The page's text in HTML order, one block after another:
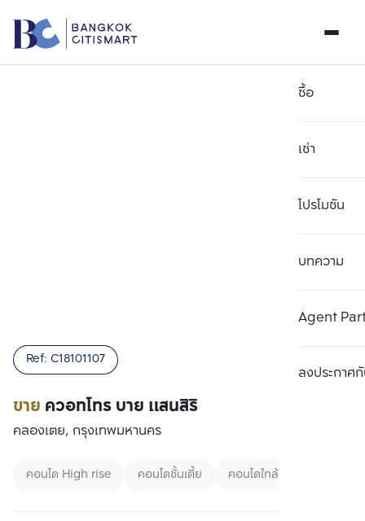
ซื้อ
เช่า
โปรโมชัน
บทความ
Agent
ลงประกาศกั
ขาย ควอทโทร บาย แสนสิริ
Ref: C18101107
คลองเตย, กรุงเทพมหานคร
คอนโด High rise คอนโดชั้นเตี้ย คอนโดใกล้ MRT